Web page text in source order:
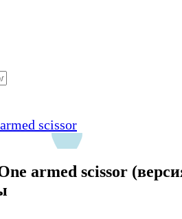
scissor
armed scissor